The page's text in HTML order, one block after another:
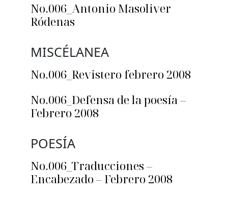
No.006_Antonio Masoliver
Ródenas
MISCÉLANEA
No.006_Revistero febrero 2008
No.006_Defensa de la poesía –
Febrero 2008
POESÍA
No.006_Traducciones –
Encabezado – Febrero 2008